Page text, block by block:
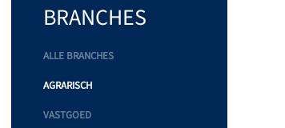
BRANCHES
ALLE BRANCHES
AGRARISCH
VASTGOED